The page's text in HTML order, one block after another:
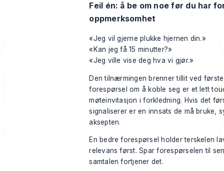
Feil én: å be om noe før du har
oppmerksomhet
«Jeg vil gjerne plukke hjernen din.»
«Kan jeg få 15 minutter?»
«Jeg ville vise deg hva vi gjør.»
Den tilnærmingen brenner tillit ved
forespørsel om å koble seg er et lett
møteinvitasjon i forkledning. Hvis det
signaliserer er en innsats de må bruke,
aksepten.
En bedre forespørsel holder terskelen
relevans først. Spar forespørselen til
samtalen fortjener det.